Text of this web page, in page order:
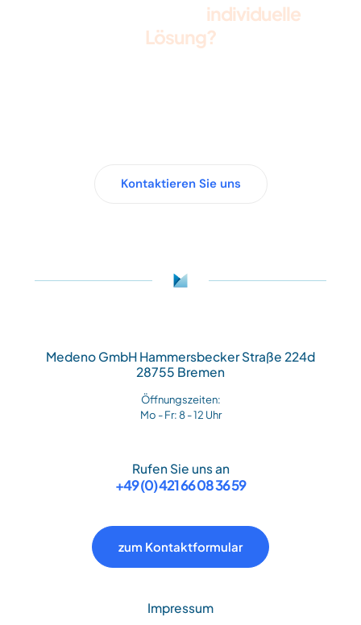
individuelle
Lösung?
Kontaktieren Sie uns
Medeno GmbH Hammersbecker Straße 224d
28755 Bremen
Öffnungszeiten:
Mo - Fr: 8 - 12 Uhr
Rufen Sie uns an
+49 (0) 421 66 08 36 59
zum Kontaktformular
Impressum